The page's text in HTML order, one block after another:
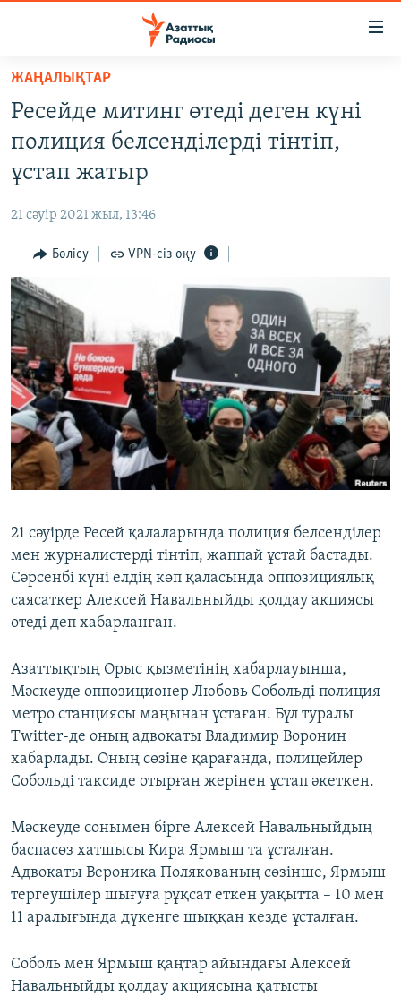
Skip
main
content
main
Navigation
to
Search
АДАМ ҚҰҚЫҚТАРЫ
ӘЛЕУМЕТ
ӘЛЕМ
АРНАЙЫ ЖОБАЛАР
Русский
ЖАЗЫЛЫҢЫЗ
ЖАҢАЛЫҚТАР
Ресейде митинг өтеді деген күні
полиция белсенділерді тінтіп,
ұстап жатыр
21 сәуір 2021 жыл, 13:46
Бөлісу VPN-сіз оқу
21 сәуірде Ресей қалаларында полиция белсенділер
мен журналистерді тінтіп, жаппай ұстай бастады.
Сәрсенбі күні елдің көп қаласында оппозициялық
саясаткер Алексей Навальныйды қолдау акциясы
өтеді деп хабарланған.
Азаттықтың Орыс қызметінің хабарлауынша,
Мәскеуде оппозиционер Любовь Собольді полиция
метро станциясы маңынан ұстаған. Бұл туралы
Twitter-де оның адвокаты Владимир Воронин
хабарлады. Оның сөзіне қарағанда, полицейлер
Собольді таксиде отырған жерінен ұстап әкеткен.
Мәскеуде сонымен бірге Алексей Навальныйдың
баспасөз хатшысы Кира Ярмыш та ұсталған.
Адвокаты Вероника Полякованың сөзінше, Ярмыш
тергеушілер шығуға рұқсат еткен уақытта – 10 мен
11 аралығында дүкенге шыққан кезде ұсталған.
Соболь мен Ярмыш қаңтар айындағы Алексей
Навальныйды қолдау акциясына қатысты